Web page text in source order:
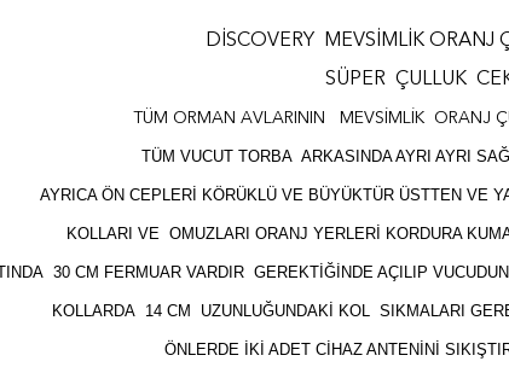
DİSCOVERY MEVSİMLİK ORANJ
SÜPER ÇULLUK
TÜM ORMAN AVLARININ MEVSİMLİK ORANJ
TÜM VUCUT TORBA ARKASINDA AYRI AYRI
AYRICA ÖN CEPLERİ KÖRÜKLÜ VE BÜYÜKTÜR ÜSTTEN VE
KOLLARI VE OMUZLARI ORANJ YERLERİ KORDURA
30 CM FERMUAR VARDIR GEREKTİĞİNDE AÇILIP
KOLLARDA 14 CM UZUNLUĞUNDAKİ KOL SIKMALARI
ÖNLERDE İKİ ADET CİHAZ ANTENİNİ